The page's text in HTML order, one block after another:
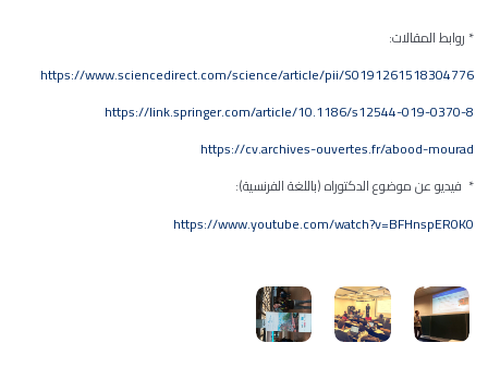
* روابط المقالات:
https://www.sciencedirect.com/science/article/pii/S0191261518304776
https://link.springer.com/article/10.1186/s12544-019-0370-8
https://cv.archives-ouvertes.fr/abood-mourad
* فيديو عن موضوع الدكتوراه (باللغة الفرنسية):
https://www.youtube.com/watch?v=BFHnspER0K0